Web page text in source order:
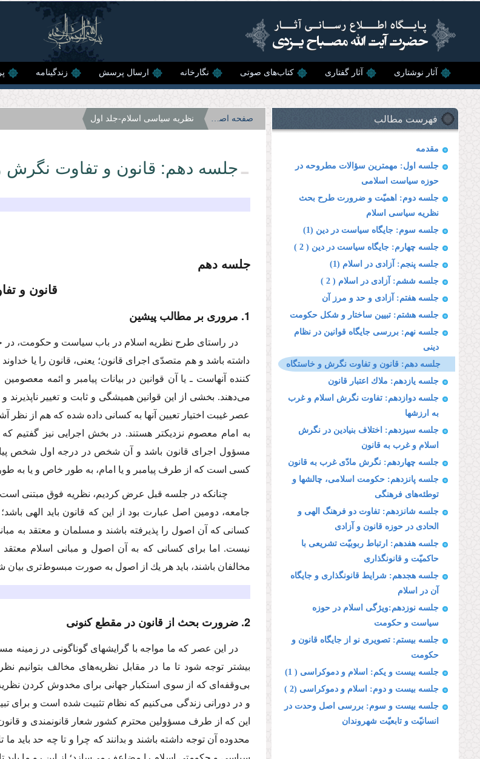
آثار نوشتاری آثار گفتاری کتاب‌های صوتی نگارخانه ارسال پرسش زندگینامه
فهرست مطالب
مقدمه
جلسه اول: مهمترین سؤالات مطروحه در
حوزه سیاست اسلامى
جلسه دوم: اهمیّت و ضرورت طرح بحث
نظریه سیاسى اسلام
جلسه سوم: جایگاه سیاست در دین (1)
جلسه چهارم: جایگاه سیاست در دین ( 2 )
جلسه پنجم: آزادى در اسلام (1)
جلسه ششم: آزادى در اسلام ( 2 )
جلسه هفتم: آزادى و حد و مرز آن
جلسه هشتم: تبیین ساختار و شكل حكومت
جلسه نهم: بررسى جایگاه قوانین در نظام
دینى
جلسه دهم: قانون و تفاوت نگرش و خاستگاه
جلسه یازدهم: ملاك اعتبار قانون
جلسه دوازدهم: تفاوت نگرش اسلام و غرب
به ارزشها
جلسه سیزدهم: اختلاف بنیادین در نگرش
اسلام و غرب به قانون
جلسه چهاردهم: نگرش مادّى غرب به قانون
جلسه پانزدهم: حكومت اسلامى، چالشها و
توطئه‌هاى فرهنگى
جلسه شانزدهم: تفاوت دو فرهنگ الهى و
الحادى در حوزه قانون و آزادى
جلسه هفدهم: ارتباط ربوبیّت تشریعى با
حاكمیّت و قانونگذارى
جلسه هجدهم: شرایط قانونگذارى و جایگاه
آن در اسلام
جلسه نوزدهم:ویژگى اسلام در حوزه
سیاست و حكومت
جلسه بیستم: تصویرى نو از جایگاه قانون و
حكومت
جلسه بیست و یكم: اسلام و دموكراسى ( 1)
جلسه بیست و دوم: اسلام و دموكراسى (2 )
جلسه بیست و سوم: بررسى اصل وحدت در
انسانیّت و تابعیّت شهروندان
صفحه اصلی نظریه سیاسى اسلام-جلد اول
جلسه دهم: قانون و تفاوت نگرش
جلسه دهم
قانون و
1. مرورى بر مطالب پیشین
در راستاى طرح نظریه اسلام در باب سیاست و حكومت، در
داشته باشد و هم متصدّى اجراى قانون؛ یعنى، قانون را یا
كننده آنهاست ـ یا آن قوانین در بیانات پیامبر و ائمه
مى‌دهند. بخشى از این قوانین همیشگى و ثابت و تغییر
عصر غیبت اختیار تعیین آنها به كسانى داده شده كه هم از
به امام معصوم نزدیكتر هستند. در بخش اجرایى نیز گفتیم
مسؤول اجراى قانون باشد و آن شخص در درجه اول شخص
كسى است كه از طرف پیامبر و یا امام، به طور خاص و یا به
چنانكه در جلسه قبل عرض كردیم، نظریه فوق مبتنى
جامعه، دومین اصل عبارت بود از این كه قانون باید الهى
كسانى كه آن اصول را پذیرفته باشند و مسلمان و معتقد به
نیست. اما براى كسانى كه به آن اصول و مبانى اسلام معتقد
مخالفان باشند، باید هر یك از اصول به صورت مبسوط‌ترى بیان
2. ضرورت بحث از قانون در مقطع كنونى
در این عصر كه ما مواجه با گرایشهاى گوناگونى در
بیشتر توجه شود تا ما در مقابل نظریه‌هاى مخالف بتوانیم
بى‌وقفه‌اى كه از سوى استكبار جهانى براى مخدوش كردن
و در دورانى زندگى مى‌كنیم كه نظام تثبیت شده است و براى
این كه از طرف مسؤولین محترم كشور شعار قانونمندى و
محدوده آن توجه داشته باشند و بدانند كه چرا و تا چه حد